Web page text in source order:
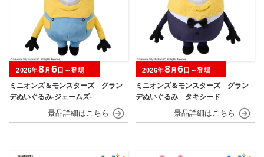
ミニオンズ＆モンスターズ グラン
デぬいぐるみ‐ジェームズ‐
2026年8月 6日～登場
ミニオンズ＆モンスターズ グラン
デぬいぐるみ タキシード
2026年8月 6日～登場